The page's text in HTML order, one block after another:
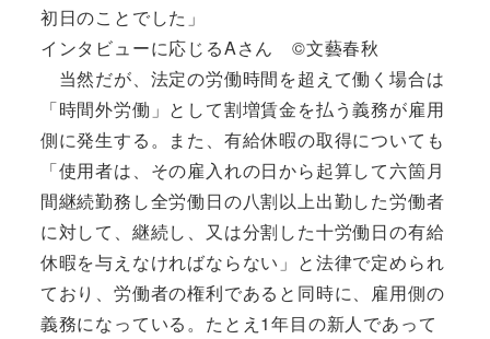
初日のことでした」
インタビューに応じるAさん ©文藝春秋
当然だが、法定の労働時間を超えて働く場合は
「時間外労働」として割増賃金を払う義務が雇用
側に発生する。また、有給休暇の取得についても
「使用者は、その雇入れの日から起算して六箇月
間継続勤務し全労働日の八割以上出勤した労働者
に対して、継続し、又は分割した十労働日の有給
休暇を与えなければならない」と法律で定められ
ており、労働者の権利であると同時に、雇用側の
義務になっている。たとえ1年目の新人であって